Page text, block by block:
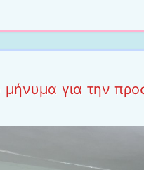
μήνυμα για την